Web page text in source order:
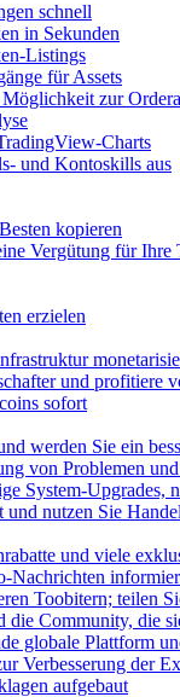
schnell
in Sekunden
Listings
für Assets
zur
Charts
und Kontoskills aus
kopieren
Vergütung für Ihre
erzielen
und profitiere
sofort
werden Sie ein
von Problemen
System-Upgrades,
nutzen Sie
und viele
Nachrichten
Toobitern; teilen
die Community, die
globale Plattform
Verbesserung der
aufgebaut